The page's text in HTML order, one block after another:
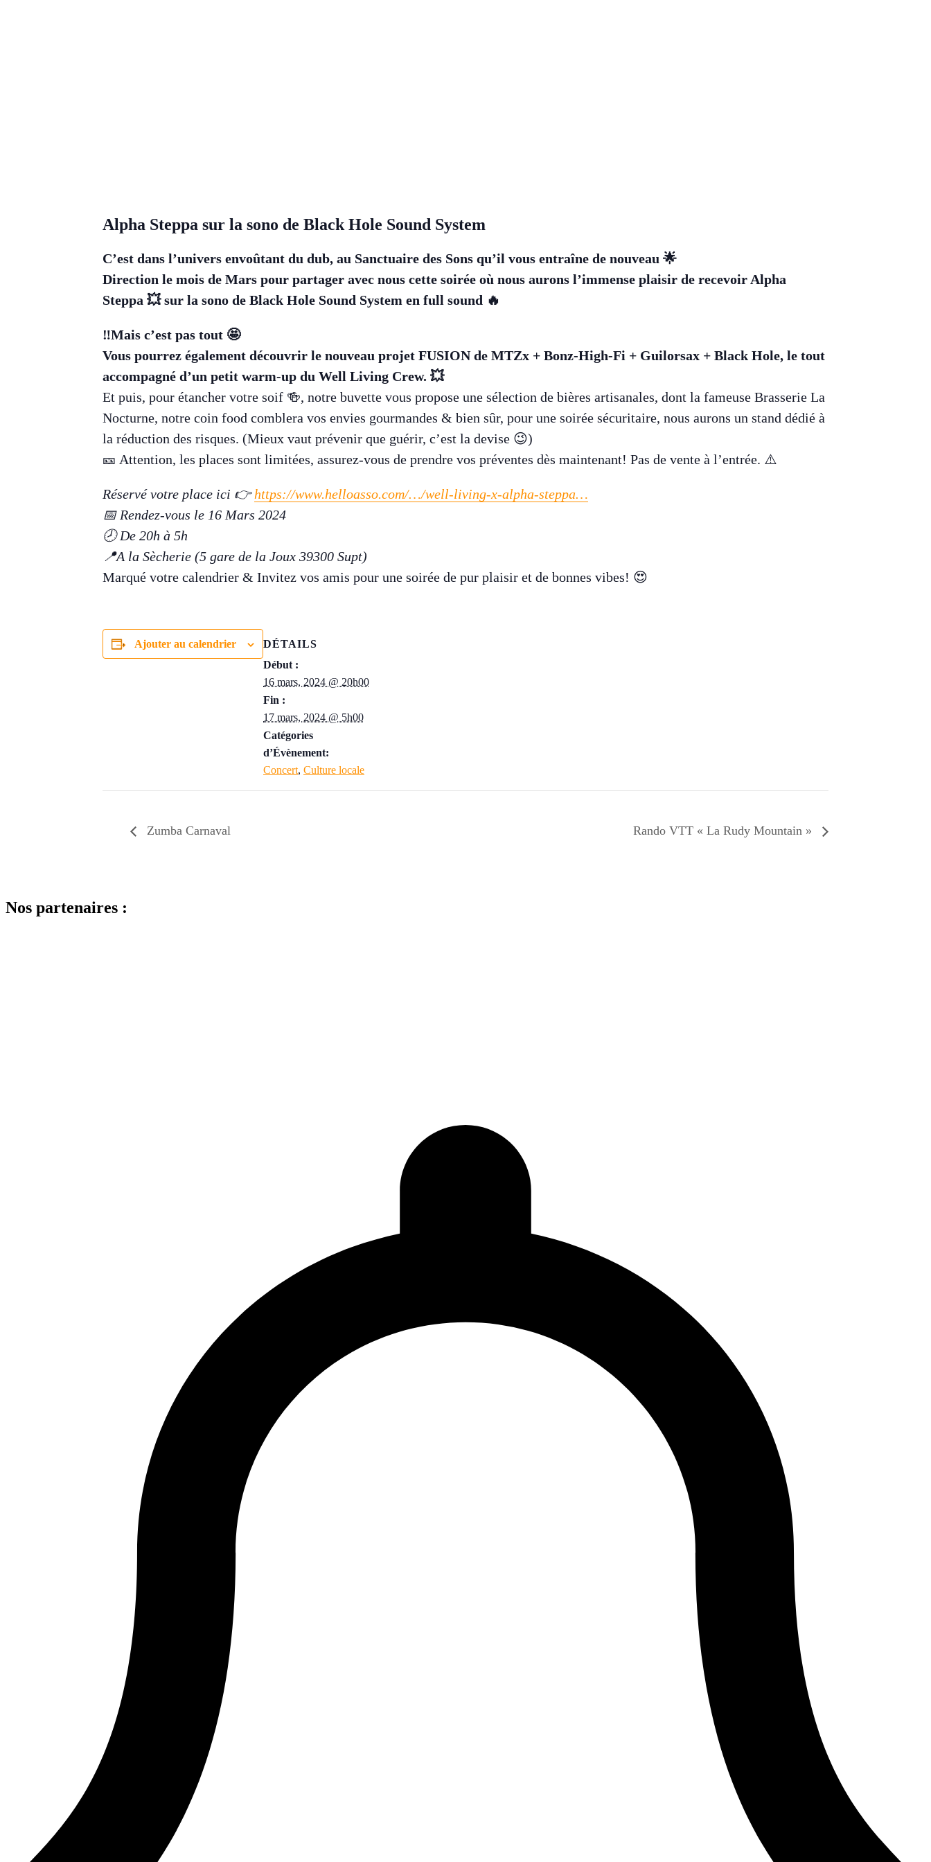
Alpha Steppa sur la sono de Black Hole Sound System
C’est dans l’univers envoûtant du dub, au Sanctuaire des Sons qu’il vous entraîne de nouveau 🌟
Direction le mois de Mars pour partager avec nous cette soirée où nous aurons l’immense plaisir de recevoir Alpha
Steppa 💥 sur la sono de Black Hole Sound System en full sound 🔥
‼️Mais c’est pas tout 🤩
Vous pourrez également découvrir le nouveau projet FUSION de MTZx + Bonz-High-Fi + Guilorsax + Black Hole, le tout
accompagné d’un petit warm-up du Well Living Crew. 💥
Et puis, pour étancher votre soif 🍻, notre buvette vous propose une sélection de bières artisanales, dont la fameuse Brasserie La
Nocturne, notre coin food comblera vos envies gourmandes & bien sûr, pour une soirée sécuritaire, nous aurons un stand dédié à
la réduction des risques. (Mieux vaut prévenir que guérir, c’est la devise 😉)
🎫 Attention, les places sont limitées, assurez-vous de prendre vos préventes dès maintenant! Pas de vente à l’entrée. ⚠️
Réservé votre place ici 👉https://www.helloasso.com/…/well-living-x-alpha-steppa…
📅 Rendez-vous le 16 Mars 2024
🕗 De 20h à 5h
📍A la Sècherie (5 gare de la Joux 39300 Supt)
Marqué votre calendrier & Invitez vos amis pour une soirée de pur plaisir et de bonnes vibes! 😍
Ajouter au calendrier
DÉTAILS
Début :
16 mars, 2024 @ 20h00
Fin :
17 mars, 2024 @ 5h00
Catégories
d’Évènement:
Concert, Culture locale
Zumba Carnaval Rando VTT « La Rudy Mountain »
Nos partenaires :